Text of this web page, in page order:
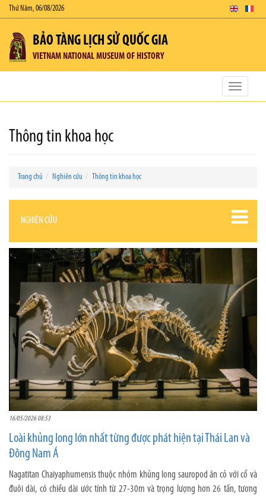
Thứ Năm, 06/08/2026
BẢO TÀNG LỊCH SỬ QUỐC GIA
VIETNAM NATIONAL MUSEUM OF HISTORY
Toggle
Thông tin khoa học
Trang chủ Nghiên cứu Thông tin khoa học
NGHIÊN CỨU
16/05/2026 08:53
Loài khủng long lớn nhất từng được phát hiện tại Thái Lan và
Đông Nam Á
Nagatitan Chaiyaphumensis thuộc nhóm khủng long sauropod ăn cỏ với cổ và
đuôi dài, có chiều dài ước tính từ 27-30m và trọng lượng hơn 26 tấn, tương